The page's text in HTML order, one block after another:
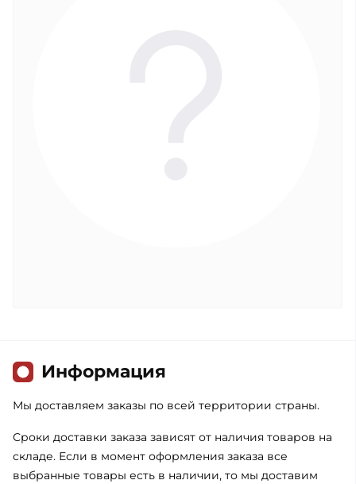
Информация
Мы доставляем заказы по всей территории страны.
Сроки доставки заказа зависят от наличия товаров на
складе. Если в момент оформления заказа все
выбранные товары есть в наличии, то мы доставим